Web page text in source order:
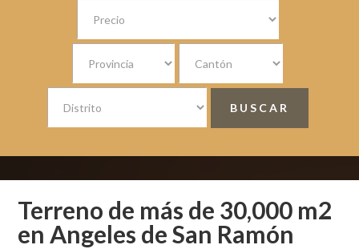
Terreno de más de 30,000 m2
en Angeles de San Ramón